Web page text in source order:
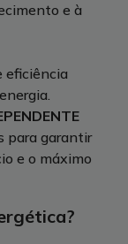
e à
eficiência
para garantir
e o máximo